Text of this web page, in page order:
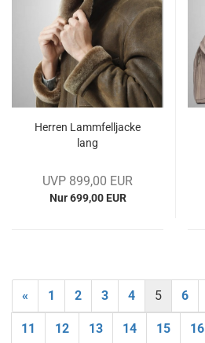
Her­ren Lamm­fell­ja­cke
lang
UVP 899,00 EUR
Nur 699,00 EUR
« 1 2 3 4 5 6
11 12 13 14 15 16